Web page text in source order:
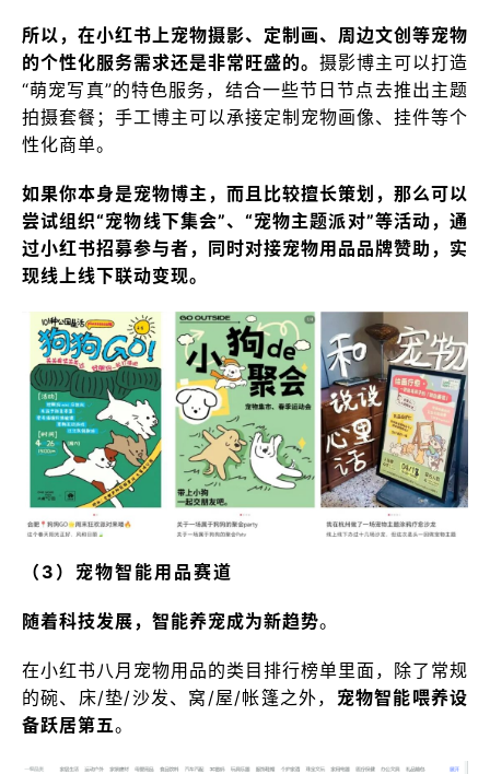
所以，在小红书上宠物摄影、定制画、周边文创等宠物
的个性化服务需求还是非常旺盛的。 摄影博主可以打造
“萌宠写真”的特色服务，结合一些节日节点去推出主题
拍摄套餐；手工博主可以承接定制宠物画像、挂件等个
性化商单。
如果你本身是宠物博主，而且比较擅长策划，那么可以
尝试组织“宠物线下集会”、“宠物主题派对”等活动，通
过小红书招募参与者，同时对接宠物用品品牌赞助，实
现线上线下联动变现。
（3）宠物智能用品赛道
随着科技发展，智能养宠成为新趋势。
在小红书八月宠物用品的类目排行榜单里面，除了常规
的碗、床/垫/沙发、窝/屋/帐篷之外， 宠物智能喂养设
备跃居第五。